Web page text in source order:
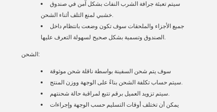
سيتم تعبئة جرافة الشرب النفاث بشكل آمن في صندوق
خشبي لمنع التلف أثناء الشحن.
جميع الأجزاء والملحقات سوف تكون وضعت بانتظام داخل
الصندوق وتسمية بشكل صحيح لسهولة التعرف عليها.
الشحن:
سوف يتم شحن السفينة بواسطة ناقلة شحن موثوقة
سيتم حساب تكلفة الشحن بناءً على الوجهة ووزن المنتج.
سيتم تزويد العميل برقم تتبع لمراقبة حالة شحنتهم.
يمكن أن تختلف أوقات التسليم حسب الوجهة وإجراءات